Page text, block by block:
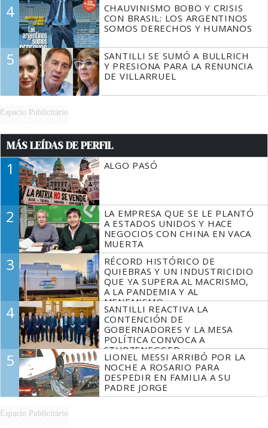
4
CHAUVINISMO BOBO Y CRISIS
CON BRASIL: LOS ARGENTINOS
SOMOS DERECHOS Y HUMANOS
5
SANTILLI SE SUMÓ A BULLRICH
Y PRESIONA PARA LA RENUNCIA
DE VILLARRUEL
Espacio Publicitario
MÁS LEÍDAS DE PERFIL
1 ALGO PASÓ
2
LA EMPRESA QUE SE LE PLANTÓ
A ESTADOS UNIDOS Y HACE
NEGOCIOS CON CHINA EN VACA
MUERTA
3
RÉCORD HISTÓRICO DE
QUIEBRAS Y UN INDUSTRICIDIO
QUE YA SUPERA AL MACRISMO,
A LA PANDEMIA Y AL
MENEMISMO
4
SANTILLI REACTIVA LA
CONTENCIÓN DE
GOBERNADORES Y LA MESA
POLÍTICA CONVOCA A
STURZENEGGER
5
LIONEL MESSI ARRIBÓ POR LA
NOCHE A ROSARIO PARA
DESPEDIR EN FAMILIA A SU
PADRE JORGE
Espacio Publicitario